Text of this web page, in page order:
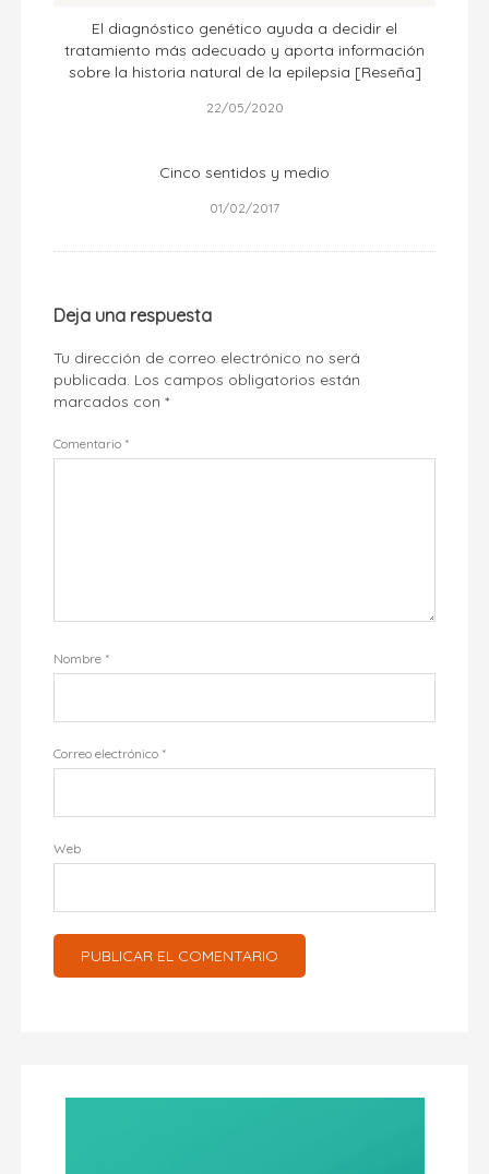
El diagnóstico genético ayuda a decidir el
tratamiento más adecuado y aporta información
sobre la historia natural de la epilepsia [Reseña]
22/05/2020
Cinco sentidos y medio
01/02/2017
Deja una respuesta
Tu dirección de correo electrónico no será
publicada. Los campos obligatorios están
marcados con*
Comentario *
Nombre *
Correo electrónico *
Web